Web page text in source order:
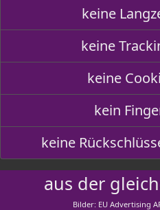
keine
keine
keine
kein
keine
aus der
Bilder: EU Advertising